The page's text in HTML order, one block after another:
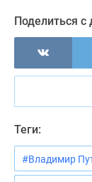
рынка
Покупателю
Экспертиза
новостроек
авторы
проекте
Контакты
Поделиться с
Теги:
#Владимир